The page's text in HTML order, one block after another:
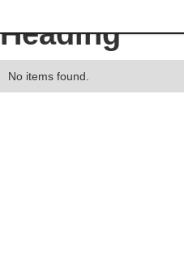
Heading
No items found.